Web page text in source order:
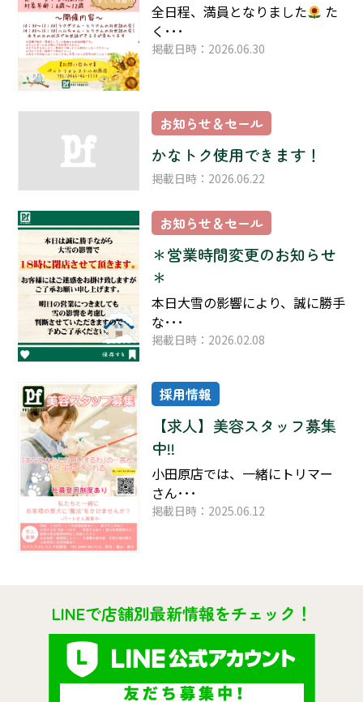
全日程、満員となりました
た
く･･･
掲載日時：2026.06.30
お知らせ＆セール
かなトク使用できます！
掲載日時：2026.06.22
お知らせ＆セール
＊営業時間変更のお知らせ
＊
本日大雪の影響により、誠に勝手
な･･･
掲載日時：2026.02.08
採用情報
【求人】美容スタッフ募集
中!!
小田原店では、一緒にトリマー
さん･･･
掲載日時：2025.06.12
LINEで店舗別最新情報をチェック！